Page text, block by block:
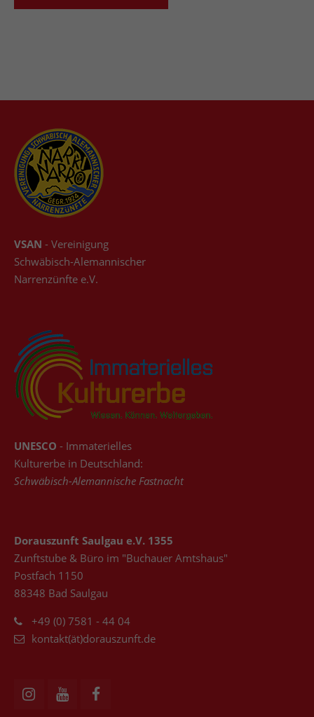
VSAN - Vereinigung
Schwäbisch-Alemannischer
Narrenzünfte e.V.
UNESCO - Immaterielles
Kulturerbe in Deutschland:
Schwäbisch-Alemannische Fastnacht
Dorauszunft Saulgau e.V. 1355
Zunftstube & Büro im "Buchauer Amtshaus"
Postfach 1150
88348 Bad Saulgau
+49 (0) 7581 - 44 04
kontakt(ät)dorauszunft.de